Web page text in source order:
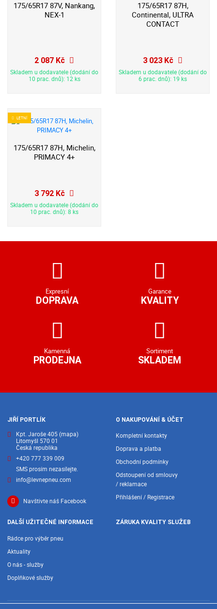
175/65R17 87V, Nankang,
NEX-1
2 087 Kč
Skladem u dodavatele (dodání do
10 prac. dnů): 12 ks
175/65R17 87H,
Continental, ULTRA
CONTACT
3 023 Kč
Skladem u dodavatele (dodání do
6 prac. dnů): 19 ks
LETNÍ
175/65R17 87H, Michelin,
PRIMACY 4+
3 792 Kč
Skladem u dodavatele (dodání do
10 prac. dnů): 8 ks
Expresní
DOPRAVA
Garance
KVALITY
Kamenná
PRODEJNA
Sortiment
SKLADEM
JIŘÍ PORTLÍK
Kpt. Jaroše 405(mapa)
Litomyšl 570 01
Česká republika
+420 777 339 009
SMS prosím nezasílejte.
info@levnepneu.com
Navštivte náš Facebook
O NAKUPOVÁNÍ & ÚČET
Kompletní kontakty
Doprava a platba
Obchodní podmínky
Odstoupení od smlouvy
/ reklamace
Přihlášení / Registrace
DALŠÍ UŽITEČNÉ INFORMACE
Rádce pro výběr pneu
Aktuality
O nás - služby
Doplňkové služby
ZÁRUKA KVALITY SLUŽEB